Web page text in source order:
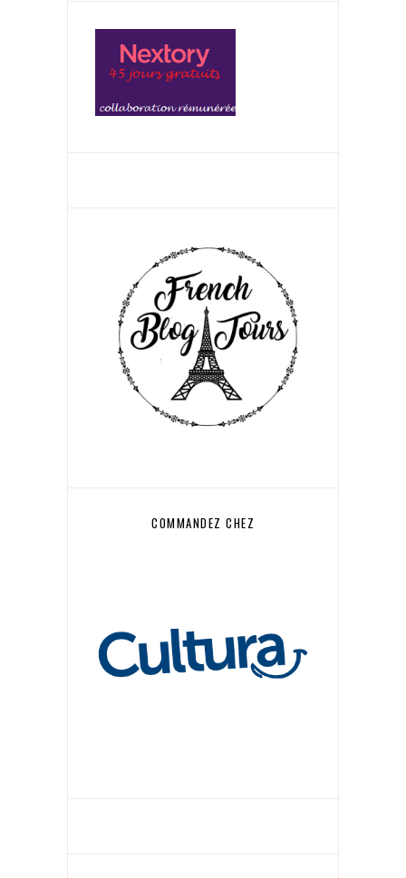
COMMANDEZ CHEZ